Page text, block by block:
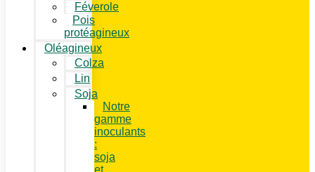
Féverole
Pois
protéagineux
Oléagineux
Colza
Lin
Soja
Notre
gamme
inoculants
:
soja
et